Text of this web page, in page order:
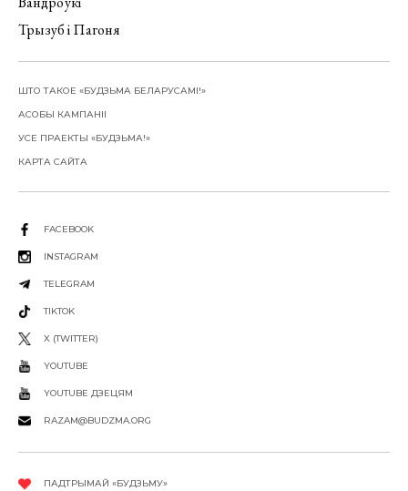
Трызуб і Пагоня
ШТО ТАКОЕ «БУДЗЬМА БЕЛАРУСАМІ!»
АСОБЫ КАМПАНІІ
УСЕ ПРАЕКТЫ «БУДЗЬМА!»
КАРТА САЙТА
FACEBOOK
INSTAGRAM
TELEGRAM
TIKTOK
X (TWITTER)
YOUTUBE
YOUTUBE ДЗЕЦЯМ
RAZAM@BUDZMA.ORG
ПАДТРЫМАЙ «БУДЗЬМУ»